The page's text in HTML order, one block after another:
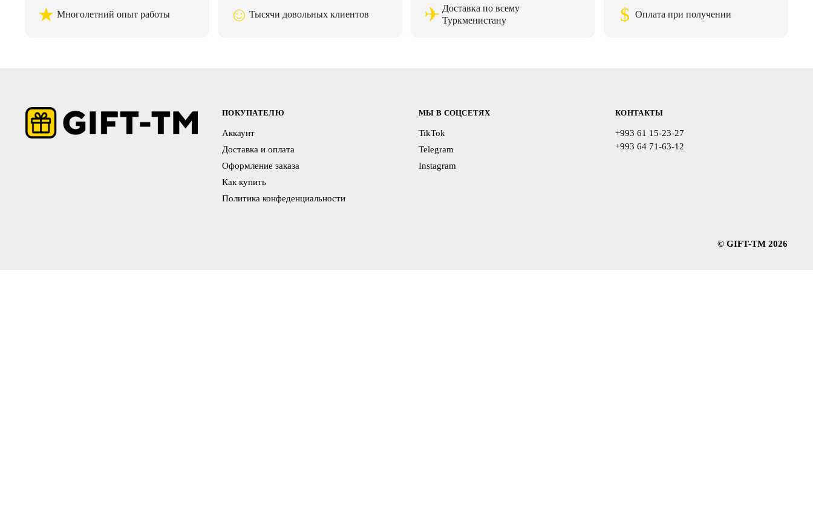
★ Многолетний опыт работы ☺ Тысячи довольных клиентов ✈ Доставка по всему
Туркменистану
$ Оплата при получении
ПОКУПАТЕЛЮ
Аккаунт
Доставка и оплата
Оформление заказа
Как купить
Политика конфеденциальности
МЫ В СОЦСЕТЯХ
TikTok
Telegram
Instagram
КОНТАКТЫ
+993 61 15-23-27
+993 64 71-63-12
© GIFT-TM 2026